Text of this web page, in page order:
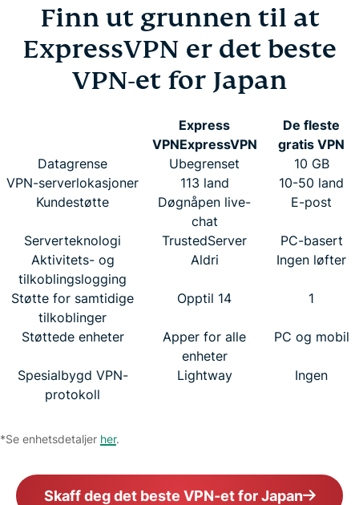
Finn ut grunnen til at
ExpressVPN er det beste
VPN-et for Japan
Express
VPNExpressVPN
De fleste
gratis VPN
Datagrense
Ubegrenset
10 GB
VPN-serverlokasjoner
113 land
10-50 land
Kundestøtte
Døgnåpen live-
chat
E-post
Serverteknologi TrustedServer
PC-basert
Aktivitets- og
tilkoblingslogging
Aldri Ingen løfter
Støtte for samtidige
tilkoblinger
Opptil 14 1
Støttede enheter
Apper for alle
enheter
PC og mobil
Spesialbygd VPN-
protokoll
Lightway Ingen
*Se enhetsdetaljer her.
Skaff deg det beste VPN-et for Japan